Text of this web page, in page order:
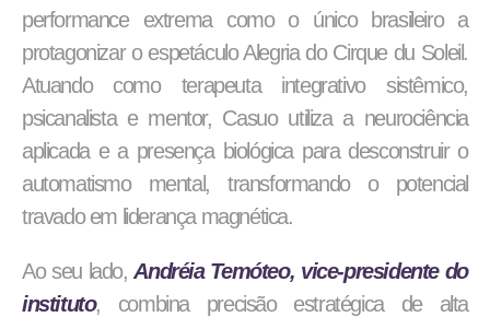
performance extrema como o único brasileiro a
protagonizar o espetáculo Alegria do Cirque du Soleil.
Atuando como terapeuta integrativo sistêmico,
psicanalista e mentor, Casuo utiliza a neurociência
aplicada e a presença biológica para desconstruir o
automatismo mental, transformando o potencial
travado em liderança magnética.
Ao seu lado,Andréia Temóteo, vice-presidente do
instituto, combina precisão estratégica de alta